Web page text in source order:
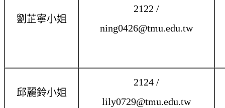
劉芷寧小姐
2122 /
ning0426@tmu.edu.tw
邱麗鈴小姐
2124 /
lily0729@tmu.edu.tw